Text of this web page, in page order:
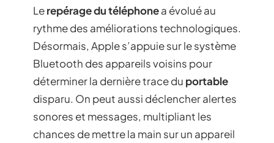
Lerepérage du téléphonea évolué au
rythme des améliorations technologiques.
Désormais, Apple s’appuie sur le système
Bluetooth des appareils voisins pour
déterminer la dernière trace du portable
disparu. On peut aussi déclencher alertes
sonores et messages, multipliant les
chances de mettre la main sur un appareil